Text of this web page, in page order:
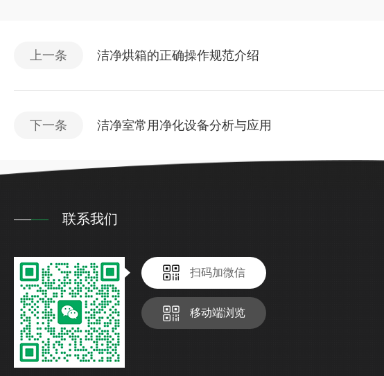
上一条 洁净烘箱的正确操作规范介绍
下一条 洁净室常用净化设备分析与应用
联系我们
扫码加微信
移动端浏览